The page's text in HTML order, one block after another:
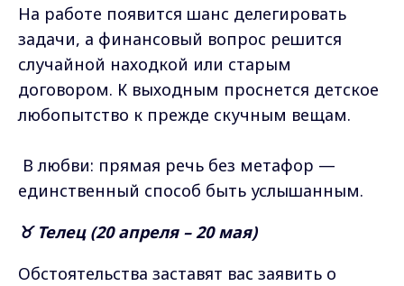
На работе появится шанс делегировать
задачи, а финансовый вопрос решится
случайной находкой или старым
договором. К выходным проснется детское
любопытство к прежде скучным вещам.
В любви: прямая речь без метафор —
единственный способ быть услышанным.
♉ Телец (20 апреля – 20 мая)
Обстоятельства заставят вас заявить о